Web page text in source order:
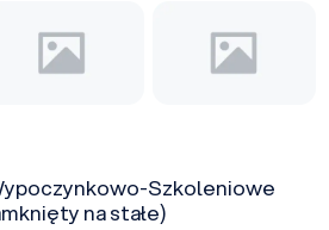
Szkoleniowe
na stałe)